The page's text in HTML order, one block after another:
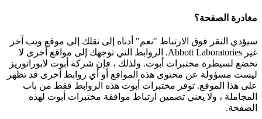
مغادرة الصفحة؟
سيؤدي النقر فوق الارتباط "نعم" أدناه إلى نقلك إلى موقع ويب آخر
غير Abbott Laboratories. الروابط التي توجهك إلى مواقع أخرى لا
تخضع لسيطرة مختبرات أبوت. ولذلك ، فإن شركة أبوت لابوراتوريز
ليست مسؤولة عن محتوى هذه المواقع أو أي روابط أخرى قد تظهر
على هذا الموقع. توفر مختبرات أبوت هذه الروابط فقط من باب
المجاملة ، ولا يعني تضمين ارتباط موافقة مختبرات أبوت لهذه
الصفحة.